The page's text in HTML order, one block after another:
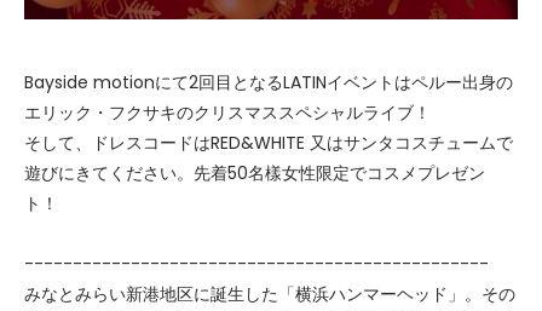
Bayside motionにて2回目となるLATINイベントはペルー出身の
エリック・フクサキのクリスマススペシャルライブ！
そして、ドレスコードはRED&WHITE 又はサンタコスチュームで
遊びにきてください。先着50名樣女性限定でコスメプレゼン
ト！
------------------------------------------------
みなとみらい新港地区に誕生した「横浜ハンマーヘッド」。その